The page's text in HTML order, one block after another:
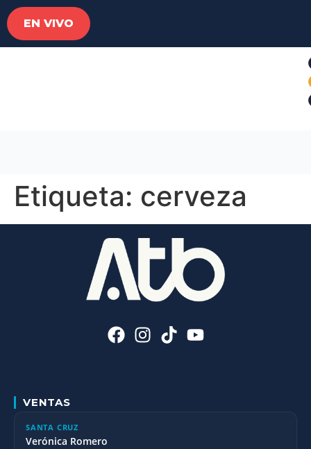
EN VIVO
Etiqueta: cerveza
VENTAS
SANTA CRUZ
Verónica Romero